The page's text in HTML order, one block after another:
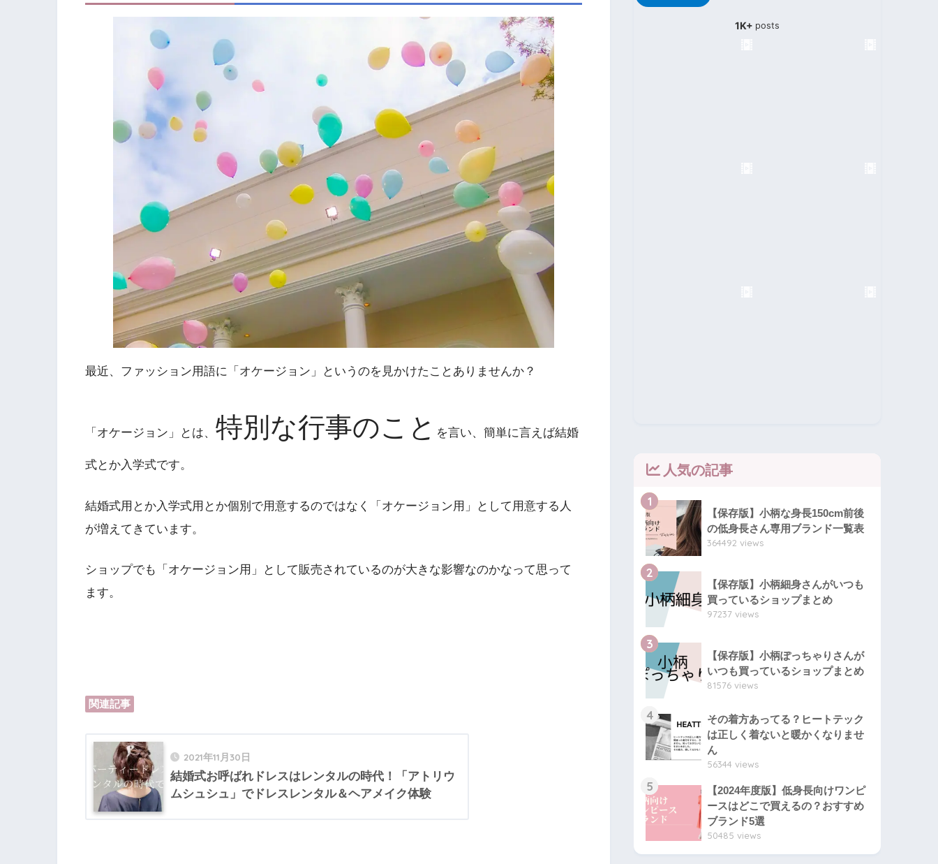
最近、ファッション用語に「オケージョン」というのを見かけたことありませんか？
「オケージョン」とは、 特別な行事のこと を言い、簡単に言えば結婚
式とか入学式です。
結婚式用とか入学式用とか個別で用意するのではなく「オケージョン用」として用意する人
が増えてきています。
ショップでも「オケージョン用」として販売されているのが大きな影響なのかなって思って
ます。
関連記事
2021年11月30日
結婚式お呼ばれドレスはレンタルの時代！「アトリウ
ムシュシュ」でドレスレンタル＆ヘアメイク体験
人気の記事
1
【保存版】小柄な身長150cm前後
の低身長さん専用ブランド一覧表
364492 views
2
【保存版】小柄細身さんがいつも
買っているショップまとめ
97237 views
3
【保存版】小柄ぽっちゃりさんが
いつも買っているショップまとめ
81576 views
4
その着方あってる？ヒートテック
は正しく着ないと暖かくなりませ
ん
56344 views
5
【2024年度版】低身長向けワンピ
ースはどこで買えるの？おすすめ
ブランド5選
50485 views